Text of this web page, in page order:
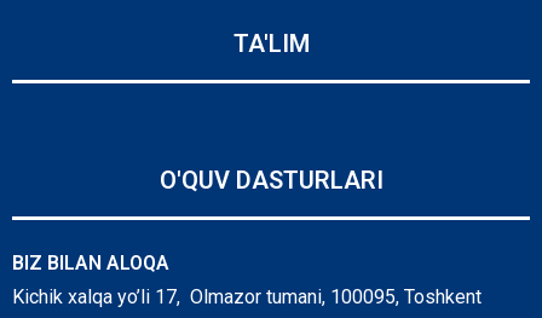
TA'LIM
O'QUV DASTURLARI
BIZ BILAN ALOQA
Kichik xalqa yo’li 17, Olmazor tumani, 100095, Toshkent